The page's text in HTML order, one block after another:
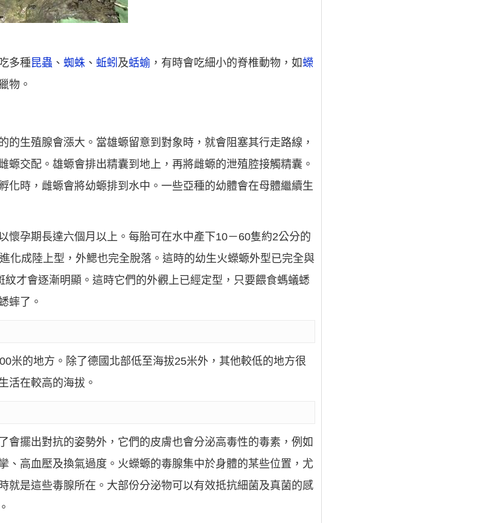
多種昆蟲 、蜘蛛 、蚯蚓 及蛞蝓 ，有時會吃細小的脊椎動物，如蠑
物。
生殖腺會漲大。當雄螈留意到對象時，就會阻塞其行走路線，
交配。雄螈會排出精囊到地上，再將雌螈的泄殖腔接觸精囊。
化時，雌螈會將幼螈排到水中。一些亞種的幼體會在母體繼續生
懷孕期長達六個月以上。每胎可在水中產下10－60隻約2公分的
化成陸上型，外鰓也完全脫落。這時的幼生火蠑螈外型已完全與
才會逐漸明顯。這時它們的外觀上已經定型，只要餵食螞蟻蟋
蟀了。
米的地方。除了德國北部低至海拔25米外，其他較低的地方很
活在較高的海拔。
會擺出對抗的姿勢外，它們的皮膚也會分泌高毒性的毒素，例如
、高血壓及換氣過度。火蠑螈的毒腺集中於身體的某些位置，尤
就是這些毒腺所在。大部份分泌物可以有效抵抗細菌及真菌的感